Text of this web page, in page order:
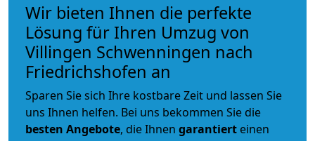
Wir bieten Ihnen die perfekte
Lösung für Ihren Umzug von
Villingen Schwenningen nach
Friedrichshofen an
Sparen Sie sich Ihre kostbare Zeit und lassen Sie
uns Ihnen helfen. Bei uns bekommen Sie die
besten Angebote, die Ihnen garantiert einen